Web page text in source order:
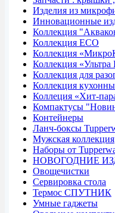
Изделия из
Инновационные
Коллекция
Коллекция ECO
Коллекция
Коллекция «Ультра
Коллекция для
Коллекция
Коллеция «Хит-
Компактусы
Контейнеры
Ланч-боксы
Мужская коллекция
Наборы от
НОВОГОДНИЕ
Овощечистки
Сервировка стола
Термос СПУТНИК
Умные гаджеты